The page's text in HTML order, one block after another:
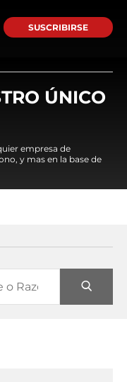
SUSCRIBIRSE
ÚNICO
empresa de
y mas en la base de